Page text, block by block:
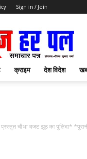
Sign in / Join
क्राइम देश विदेश
प्रस्तुत चौथा बजट झूठ का पुलिंदा*